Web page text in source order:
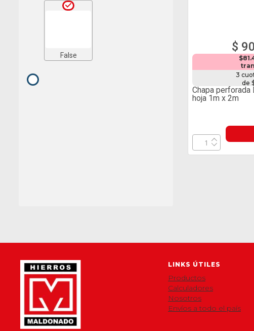
False
$
3
de
Chapa perforada
hoja 1m x 2m
LINKS ÚTILES
Productos
Calculadores
Nosotros
Envíos a todo el país